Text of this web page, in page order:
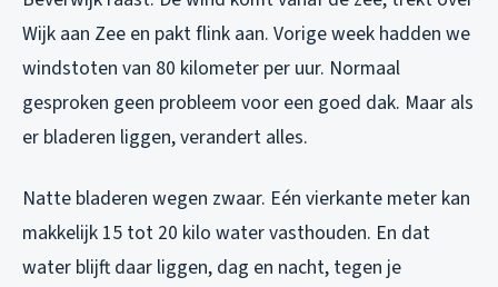
Wijk aan Zee en pakt flink aan. Vorige week hadden we
windstoten van 80 kilometer per uur. Normaal
gesproken geen probleem voor een goed dak. Maar als
er bladeren liggen, verandert alles.
Natte bladeren wegen zwaar. Eén vierkante meter kan
makkelijk 15 tot 20 kilo water vasthouden. En dat
water blijft daar liggen, dag en nacht, tegen je